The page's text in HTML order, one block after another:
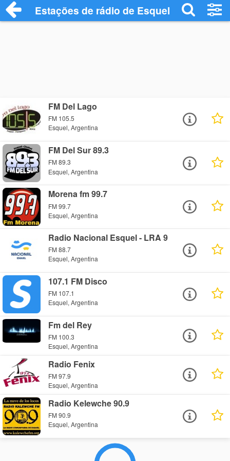
Estações de rádio de Esquel - Ouça
FM Del Lago
FM 105.5
Esquel, Argentina
FM Del Sur 89.3
FM 89.3
Esquel, Argentina
Morena fm 99.7
FM 99.7
Esquel, Argentina
Radio Nacional Esquel - LRA 9
FM 88.7
Esquel, Argentina
107.1 FM Disco
FM 107.1
Esquel, Argentina
Fm del Rey
FM 100.3
Esquel, Argentina
Radio Fenix
FM 97.9
Esquel, Argentina
Radio Kelewche 90.9
FM 90.9
Esquel, Argentina